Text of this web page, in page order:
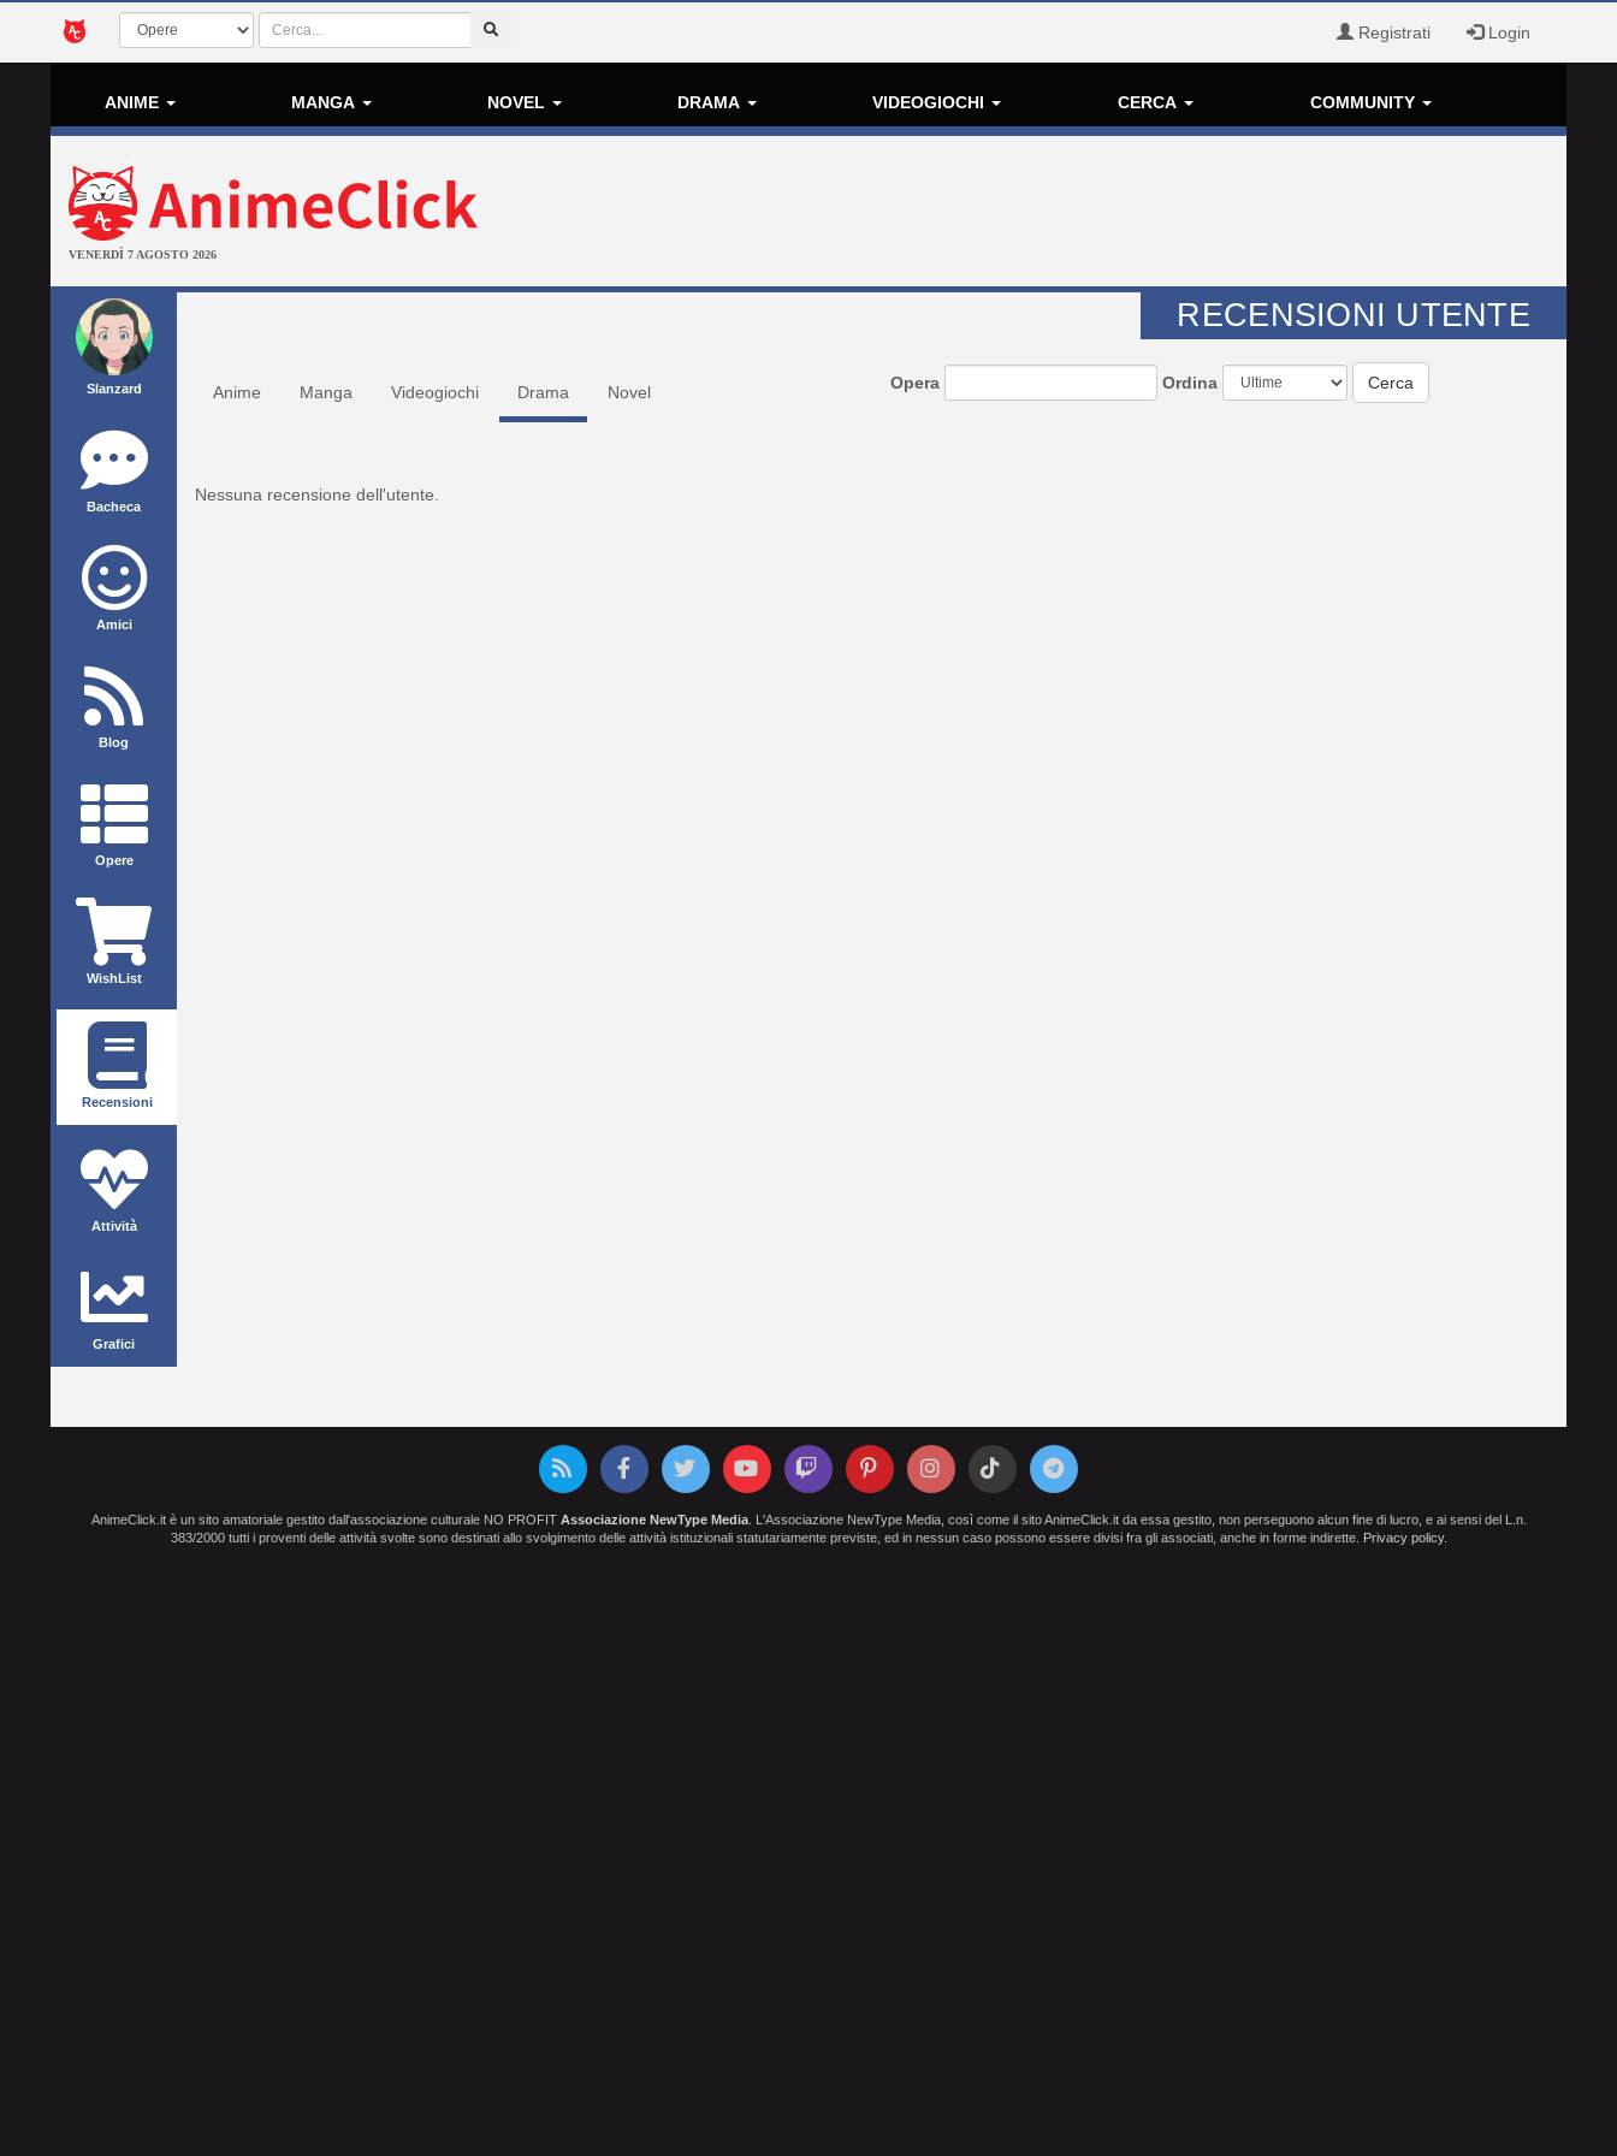
Registrati Login
ANIME MANGA NOVEL DRAMA VIDEOGIOCHI CERCA COMMUNITY
VENERDÌ 7 AGOSTO 2026
Slanzard
Bacheca
Amici
Blog
Opere
WishList
Recensioni
Attività
Grafici
RECENSIONI UTENTE
Anime Manga Videogiochi Drama Novel Opera Ordina Cerca
Nessuna recensione dell'utente.
AnimeClick.it è un sito amatoriale gestito dall'associazione culturale NO PROFIT Associazione NewType Media. L'Associazione NewType Media, così come il sito AnimeClick.it da essa gestito, non perseguono alcun fine di lucro, e ai sensi del L.n.
383/2000 tutti i proventi delle attività svolte sono destinati allo svolgimento delle attività istituzionali statutariamente previste, ed in nessun caso possono essere divisi fra gli associati, anche in forme indirette. Privacy policy.